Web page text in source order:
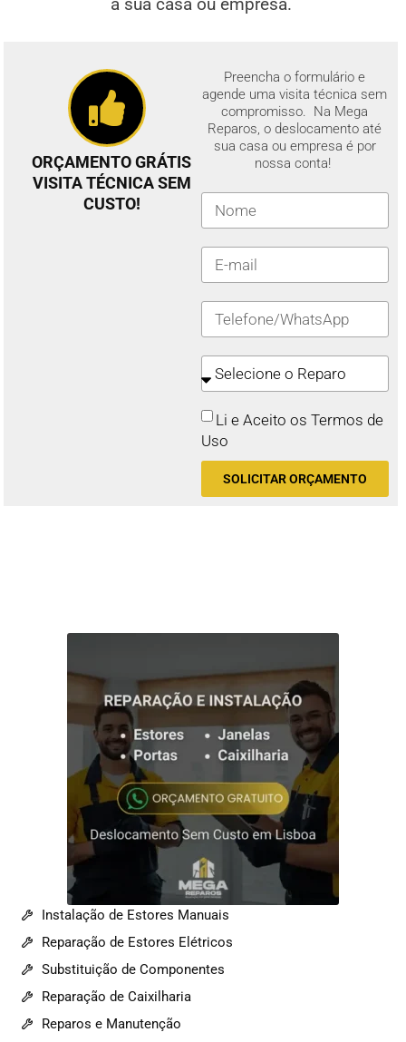
a sua casa ou empresa.
ORÇAMENTO GRÁTIS
VISITA TÉCNICA SEM
CUSTO!
Preencha o formulário e
agende uma visita técnica sem
compromisso. Na Mega
Reparos, o deslocamento até
sua casa ou empresa é por
nossa conta!
Li e Aceito os Termos de
Uso
SOLICITAR ORÇAMENTO
Instalação de Estores Manuais
Reparação de Estores Elétricos
Substituição de Componentes
Reparação de Caixilharia
Reparos e Manutenção